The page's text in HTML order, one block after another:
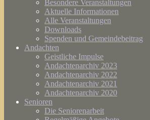
Besondere Veranstaltungen
Aktuelle Informationen
Alle Veranstaltungen
Downloads
Spenden und Gemeindebeitrag
Andachten
Geistliche Impulse
Andachtenarchiv 2023
Andachtenarchiv 2022
Andachtenarchiv 2021
Andachtenarchiv 2020
Senioren
Die Seniorenarbeit